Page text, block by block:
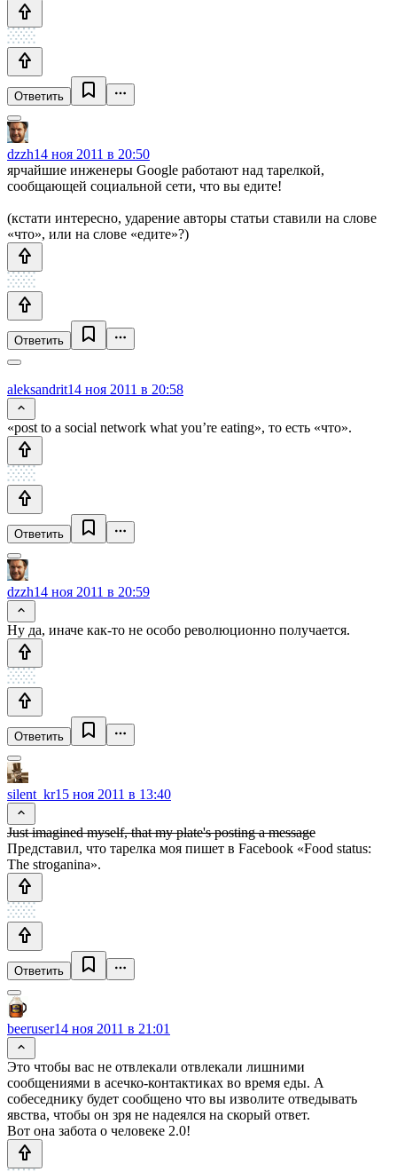
Ответить
dzzh14 ноя 2011 в 20:50
ярчайшие инженеры Google работают над тарелкой,
сообщающей социальной сети, что вы едите!
(кстати интересно, ударение авторы статьи ставили на слове
«что», или на слове «едите»?)
Ответить
aleksandrit14 ноя 2011 в 20:58
«post to a social network what you’re eating», то есть «что».
Ответить
dzzh14 ноя 2011 в 20:59
Ну да, иначе как-то не особо революционно получается.
Ответить
silent_kr15 ноя 2011 в 13:40
Just imagined myself, that my plate's posting a message
Представил, что тарелка моя пишет в Facebook «Food status:
The stroganina».
Ответить
beeruser14 ноя 2011 в 21:01
Это чтобы вас не отвлекали отвлекали лишними
сообщениями в асечко-контактиках во время еды. А
собеседнику будет сообщено что вы изволите отведывать
явства, чтобы он зря не надеялся на скорый ответ.
Вот она забота о человеке 2.0!